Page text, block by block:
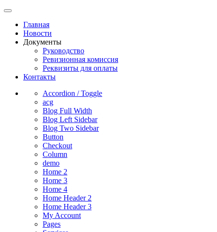
Главная
Новости
Документы
Руководство
Ревизионная комиссия
Реквизиты для оплаты
Контакты
Accordion / Toggle
acg
Blog Full Width
Blog Left Sidebar
Blog Two Sidebar
Button
Checkout
Column
demo
Home 2
Home 3
Home 4
Home Header 2
Home Header 3
My Account
Pages